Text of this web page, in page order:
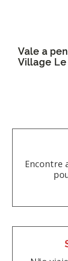
Vale a
Village Le
Encontre